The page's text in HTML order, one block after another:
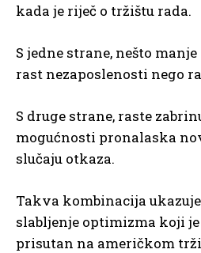
kada je riječ o tržištu rada.
S jedne strane, nešto
rast nezaposlenosti nego
S druge strane, raste
mogućnosti pronalaska
slučaju otkaza.
Takva kombinacija
slabljenje optimizma koji
prisutan na američkom